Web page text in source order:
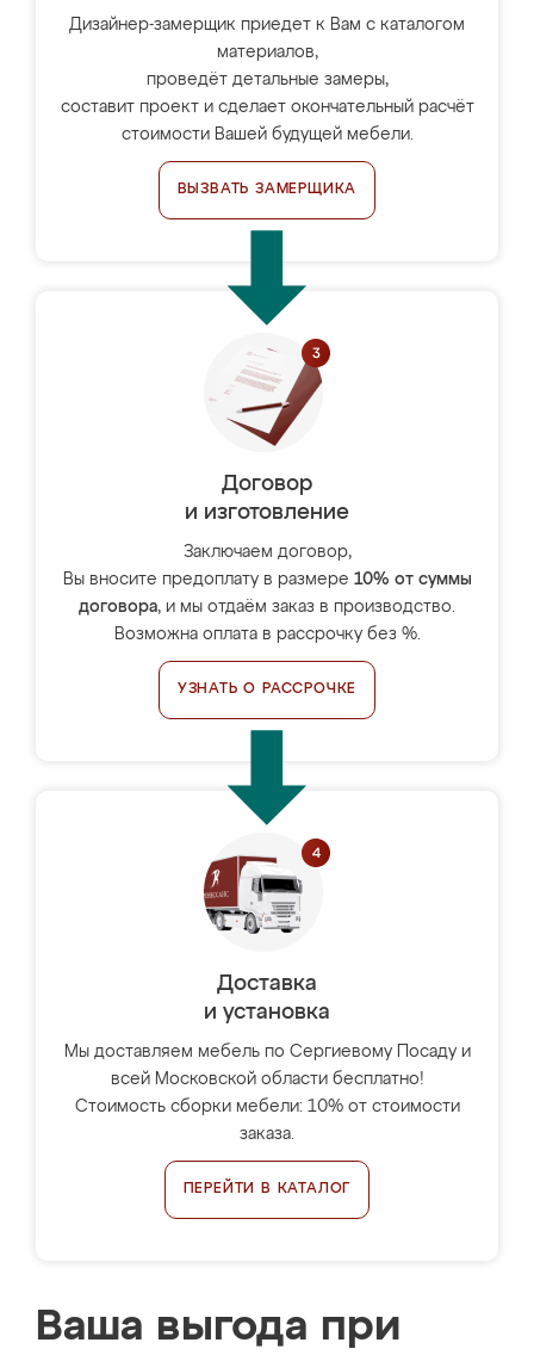
Дизайнер-замерщик приедет к Вам с каталогом
материалов,
проведёт детальные замеры,
составит проект и сделает окончательный расчёт
стоимости Вашей будущей мебели.
ВЫЗВАТЬ ЗАМЕРЩИКА
Договор
и изготовление
Заключаем договор,
Вы вносите предоплату в размере 10% от суммы
договора, и мы отдаём заказ в производство.
Возможна оплата в рассрочку без %.
УЗНАТЬ О РАССРОЧКЕ
Доставка
и установка
Мы доставляем мебель по Сергиевому Посаду и
всей Московской области бесплатно!
Стоимость сборки мебели: 10% от стоимости
заказа.
ПЕРЕЙТИ В КАТАЛОГ
Ваша выгода при